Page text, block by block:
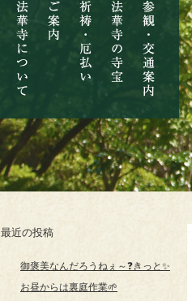
華
寺
に
つ
い
案
内
祷・
厄
払
い
華
寺
の
寺
宝
観・
交
通
案
内
最近の投稿
御褒美なんだろうねぇ～❓きっと✨
お昼からは裏庭作業🌱